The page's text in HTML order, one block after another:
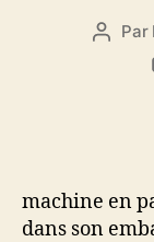
Auteur
Par
machine en
dans son